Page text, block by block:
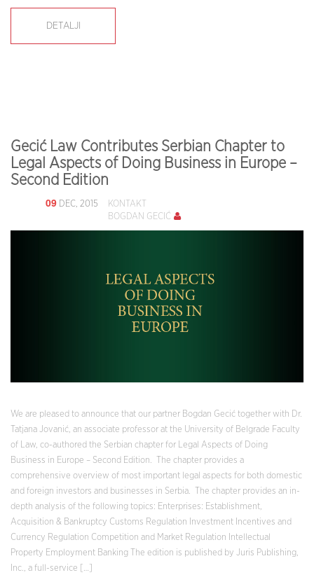
DETALJI
Gecić Law Contributes Serbian Chapter to
Legal Aspects of Doing Business in Europe –
Second Edition
09 DEC, 2015
KONTAKT
BOGDAN GECIĆ
We are pleased to announce that our partner Bogdan Gecić together with Dr.
Tatjana Jovanić, an associate professor at the University of Belgrade Faculty
of Law, co-authored the Serbian chapter for Legal Aspects of Doing
Business in Europe – Second Edition. The chapter provides a
comprehensive overview of most important legal aspects for both domestic
and foreign investors and businesses in Serbia. The chapter provides an in-
depth analysis of the following topics: Enterprises: Establishment,
Acquisition & Bankruptcy Customs Regulation Investment Incentives and
Currency Regulation Competition and Market Regulation Intellectual
Property Employment Banking The edition is published by Juris Publishing,
Inc., a full-service […]